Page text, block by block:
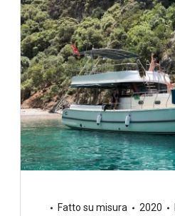
Fatto su misura 2020